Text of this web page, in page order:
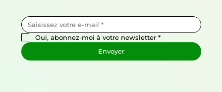
Oui, abonnez-moi à votre newsletter *
Envoyer